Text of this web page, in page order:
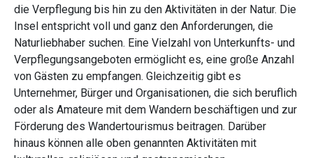
die Verpflegung bis hin zu den Aktivitäten in der Natur. Die
Insel entspricht voll und ganz den Anforderungen, die
Naturliebhaber suchen. Eine Vielzahl von Unterkunfts- und
Verpflegungsangeboten ermöglicht es, eine große Anzahl
von Gästen zu empfangen. Gleichzeitig gibt es
Unternehmer, Bürger und Organisationen, die sich beruflich
oder als Amateure mit dem Wandern beschäftigen und zur
Förderung des Wandertourismus beitragen. Darüber
hinaus können alle oben genannten Aktivitäten mit